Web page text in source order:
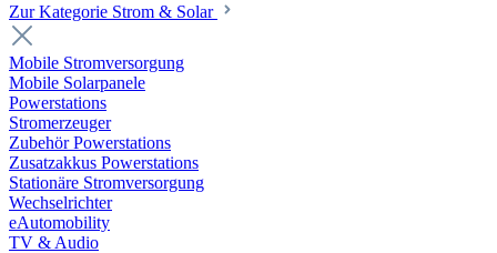
Zur Kategorie Strom & Solar
Mobile Stromversorgung
Mobile Solarpanele
Powerstations
Stromerzeuger
Zubehör Powerstations
Zusatzakkus Powerstations
Stationäre Stromversorgung
Wechselrichter
eAutomobility
TV & Audio